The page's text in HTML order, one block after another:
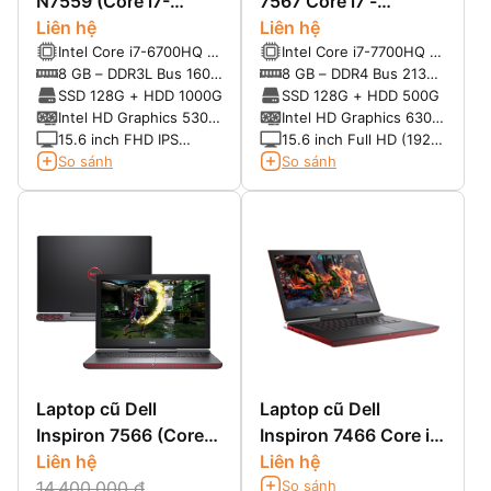
6700HQ, SSD 128G +
HDD 1TB, VGA 4GB
NVIDIA GeForce GTX
960M, 15.6 inch FHD)
Liên hệ
Intel Core i7-6700HQ (4
nhân 8 luồng), Turbo
3.5 Ghz, 6MB Cache
8 GB – DDR3L Bus 1600
(Up max 32G – 2 slot)
SSD 128G + HDD 1000G
Intel HD Graphics 530 +
Nvidia GTX 960M- 4G
chạy song song
15.6 inch FHD IPS
(1920x1080)
So sánh
7700HQ, VGA GTX
1050 4G
Liên hệ
Intel Core i7-7700HQ (4
nhân 8 luồng), Turbo
3.8 GHz, 6MB Cache
8 GB – DDR4 Bus 2133
(Up max 32G – 2 slot)
SSD 128G + HDD 500G
Intel HD Graphics 630 +
Nvidia GTX 1050Ti- 4G
chạy song song
15.6 inch Full HD (1920
x 1080)
So sánh
Laptop cũ Dell
Inspiron 7566 (Core
i5-6300HQ, RAM
Liên hệ
Laptop cũ Dell
Inspiron 7466 Core i7
- 6700HQ
Liên hệ
So sánh